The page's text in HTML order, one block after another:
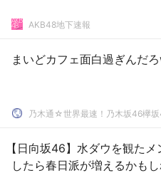
AKB48地下速報
まいどカフェ面白過ぎんだ
【日向坂46】水ダウを観た
したら春日派が増えるかも